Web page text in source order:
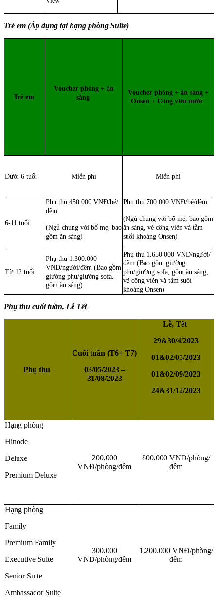
Trẻ em (Áp dụng tại hạng phòng Suite)
Trẻ em
Voucher phòng + ăn
sáng
Voucher phòng + ăn sáng +
Onsen + Công viên nước
Dưới 6 tuổi Miễn phí Miễn phí
6-11 tuổi
Phụ thu 450.000 VNĐ/bé/
đêm
(Ngủ chung với bố mẹ, bao
gồm ăn sáng)
Phụ thu 700.000 VNĐ/bé/đêm
(Ngủ chung với bố mẹ, bao gồm
ăn sáng, vé công viên và tắm
suối khoáng Onsen)
Từ 12 tuổi
Phụ thu 1.300.000
VNĐ/người/đêm (Bao gồm
giường phụ/giường sofa,
gồm ăn sáng)
Phụ thu 1.650.000 VNĐ/người/
đêm (Bao gồm giường
phụ/giường sofa, gồm ăn sáng,
vé công viên và tắm suối
khoáng Onsen)
Phụ thu cuối tuần, Lễ Tết
Phụ thu
Cuối tuần (T6+ T7)
03/05/2023 –
31/08/2023
Lễ, Tết
29&30/4/2023
01&02/05/2023
01&02/09/2023
24&31/12/2023
Hạng phòng
Hinode
Deluxe
Premium Deluxe
200,000
VNĐ/phòng/đêm
800,000 VNĐ/phòng/
đêm
Hạng phòng
Family
Premium Family
Executive Suite
Senior Suite
Ambassador Suite
300,000
VNĐ/phòng/đêm
1.200.000 VNĐ/phòng/
đêm